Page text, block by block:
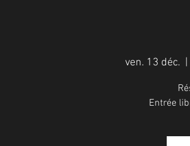
ven. 13 déc.
Entrée